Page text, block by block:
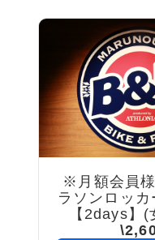
※月額会員
ラソンロッ
【2days】